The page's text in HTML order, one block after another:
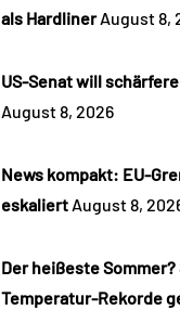
als Hardliner August 8,
US-Senat will
August 8, 2026
News kompakt: EU-
eskaliert August 8,
Der heißeste
Temperatur-Rekorde